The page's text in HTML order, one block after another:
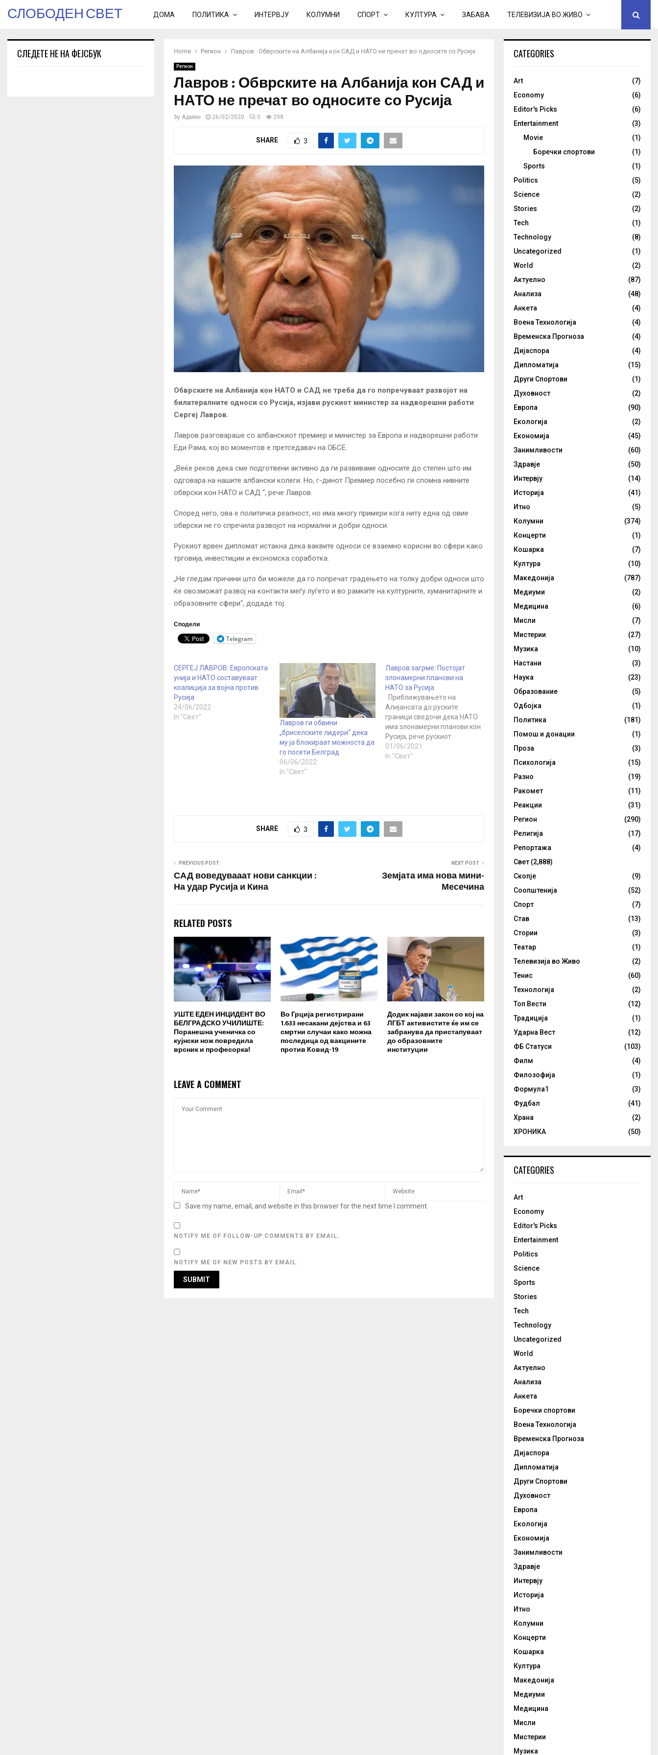
СЛОБОДЕН СВЕТ ДОМА ПОЛИТИКА ИНТЕРВЈУ КОЛУМНИ СПОРТ КУЛТУРА ЗАБАВА ТЕЛЕВИЗИЈА ВО ЖИВО
Home Регион Лавров : Обврските на Албанија кон САД и НАТО не пречат во односите со Русија
Регион
Лавров : Обврските на Албанија кон САД и
НАТО не пречат во односите со Русија
by Админ 26/02/2020 0 298
SHARE 3
Обврските на Албанија кон НАТО и САД не треба да го попречуваат развојот на
билатералните односи со Русија, изјави рускиот министер за надворешни работи
Сергеј Лавров.
Лавров разговараше со албанскиот премиер и министер за Европа и надворешни работи
Еди Рама, кој во моментов е претседавач на ОБСЕ.
„Веќе реков дека сме подготвени активно да ги развиваме односите до степен што им
одговара на нашите албански колеги. Но, г-динот Премиер посебно ги спомна нивните
обврски кон НАТО и САД “, рече Лавров.
Според него, ова е политичка реалност, но има многу примери кога ниту една од овие
обврски не го спречила развојот на нормални и добри односи.
Рускиот врвен дипломат истакна дека ваквите односи се взаемно корисни во сфери како
трговија, инвестиции и економска соработка.
„Не гледам причини што би можеле да го попречат градењето на толку добри односи што
ќе овозможат развој на контакти меѓу луѓето и во рамките на културните, хуманитарните и
образовните сфери“, додаде тој.
Сподели
Telegram
СЕРГЕЈ ЛАВРОВ: Европската
унија и НАТО составуваат
коалиција за војна против
Русија
24/06/2022
In "Свет"
Лавров ги обвини
„бриселските лидери“ дека
му ја блокираат можноста да
го посети Белград
06/06/2022
In "Свет"
Лавров загрме: Постојат
злонамерни планови на
НАТО за Русија
Приближувањето на
Алијансата до руските
граници сведочи дека НАТО
има злонамерни планови кон
Русија, рече рускиот
министер за надворешни
работи Сергеј Лавров по
прекинот на доближувањето
на Алијансата кон…
01/06/2021
In "Свет"
SHARE 3
PREVIOUS POST
САД воведувааат нови санкции :
На удар Русија и Кина
NEXT POST
Земјата има нова мини-
Месечина
RELATED POSTS
УШТЕ ЕДЕН ИНЦИДЕНТ ВО
БЕЛГРАДСКО УЧИЛИШТЕ:
Поранешна ученичка со
кујнски нож повредила
врсник и професорка!
Во Грција регистрирани
1.633 несакани дејства и 63
смртни случаи како можна
последица од вакцините
против Ковид-19
Додик најави закон со кој на
ЛГБТ активистите ќе им се
забранува да пристапуваат
до образовните
институции
LEAVE A COMMENT
Save my name, email, and website in this browser for the next time I comment.
NOTIFY ME OF FOLLOW-UP COMMENTS BY EMAIL.
NOTIFY ME OF NEW POSTS BY EMAIL.
СЛЕДЕТЕ НЕ НА ФЕЈСБУК CATEGORIES
Art
(7)
Economy
(6)
Editor's Picks
(6)
Entertainment
(3)
Movie
(1)
Боречки спортови
(1)
Sports
(1)
Politics
(5)
Science
(2)
Stories
(2)
Tech
(1)
Technology
(8)
Uncategorized
(1)
World
(2)
Актуелно
(87)
Анализа
(48)
Анкета
(4)
Воена Технологија
(4)
Временска Прогноза
(4)
Дијаспора
(4)
Дипломатија
(15)
Други Спортови
(1)
Духовност
(2)
Европа
(90)
Екологија
(2)
Економија
(45)
Занимливости
(60)
Здравје
(50)
Интервју
(14)
Историја
(41)
Итно
(5)
Колумни
(374)
Концерти
(1)
Кошарка
(7)
Култура
(10)
Македонија
(787)
Медиуми
(2)
Медицина
(6)
Мисли
(7)
Мистерии
(27)
Музика
(10)
Настани
(3)
Наука
(23)
Образование
(5)
Одбојка
(1)
Политика
(181)
Помош и донации
(1)
Проза
(3)
Психологија
(15)
Разно
(19)
Ракомет
(11)
Реакции
(31)
Регион
(290)
Религија
(17)
Репортажа
(4)
Свет (2,888)
Скопје
(9)
Соопштенија
(52)
Спорт
(7)
Став
(13)
Стории
(3)
Театар
(1)
Телевизија во Живо
(2)
Тенис
(60)
Технологија
(2)
Топ Вести
(12)
Традиција
(1)
Ударна Вест
(12)
ФБ Статуси
(103)
Филм
(4)
Филозофија
(1)
Формула1
(3)
Фудбал
(41)
Храна
(2)
ХРОНИКА
(50)
CATEGORIES
Art
Economy
Editor's Picks
Entertainment
Politics
Science
Sports
Stories
Tech
Technology
Uncategorized
World
Актуелно
Анализа
Анкета
Боречки спортови
Воена Технологија
Временска Прогноза
Дијаспора
Дипломатија
Други Спортови
Духовност
Европа
Екологија
Економија
Занимливости
Здравје
Интервју
Историја
Итно
Колумни
Концерти
Кошарка
Култура
Македонија
Медиуми
Медицина
Мисли
Мистерии
Музика